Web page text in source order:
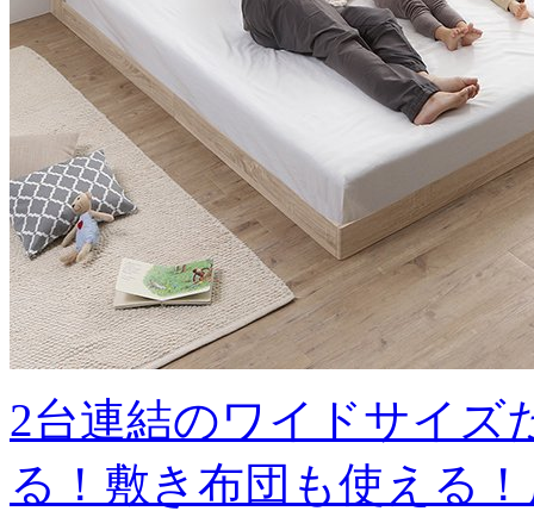
2台連結のワイドサイズ
る！敷き布団も使える